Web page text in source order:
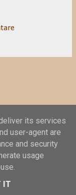
verbreitet
ist das
den Satz im
Sache doch
greift
der
zum
der darin
den
its services
user-agent are
and security
usage
IT